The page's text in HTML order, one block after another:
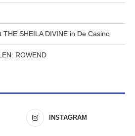
THE SHEILA DIVINE in De Casino
ROWEND
INSTAGRAM